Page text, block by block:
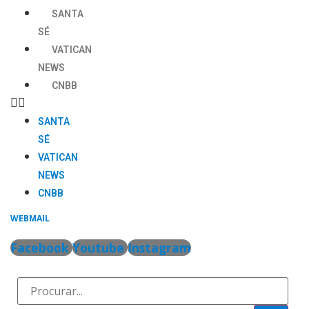
conteúdo
SANTA
SÉ
VATICAN
NEWS
CNBB
SANTA
SÉ
VATICAN
NEWS
CNBB
WEBMAIL
Facebook Youtube Instagram